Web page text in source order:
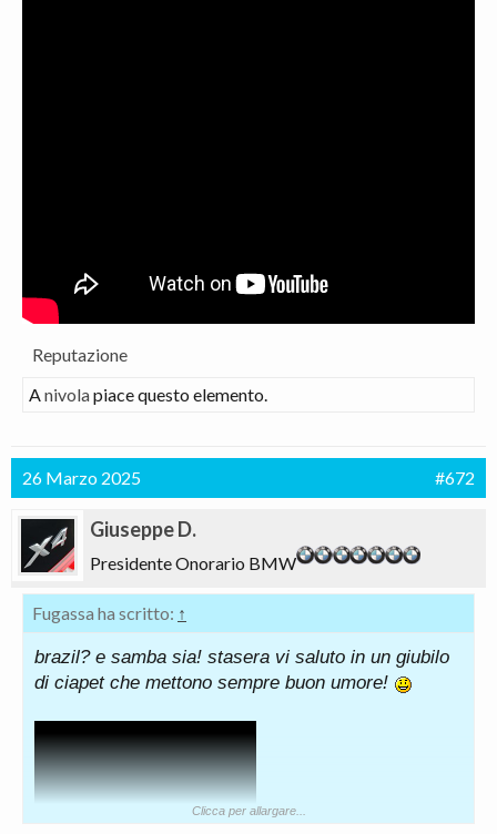
Reputazione
Anivolapiace questo elemento.
26 Marzo 2025 #672
Giuseppe D.
Presidente Onorario BMW
Fugassa ha scritto: ↑
brazil? e samba sia! stasera vi saluto in un giubilo
di ciapet che mettono sempre buon umore!
Clicca per allargare...